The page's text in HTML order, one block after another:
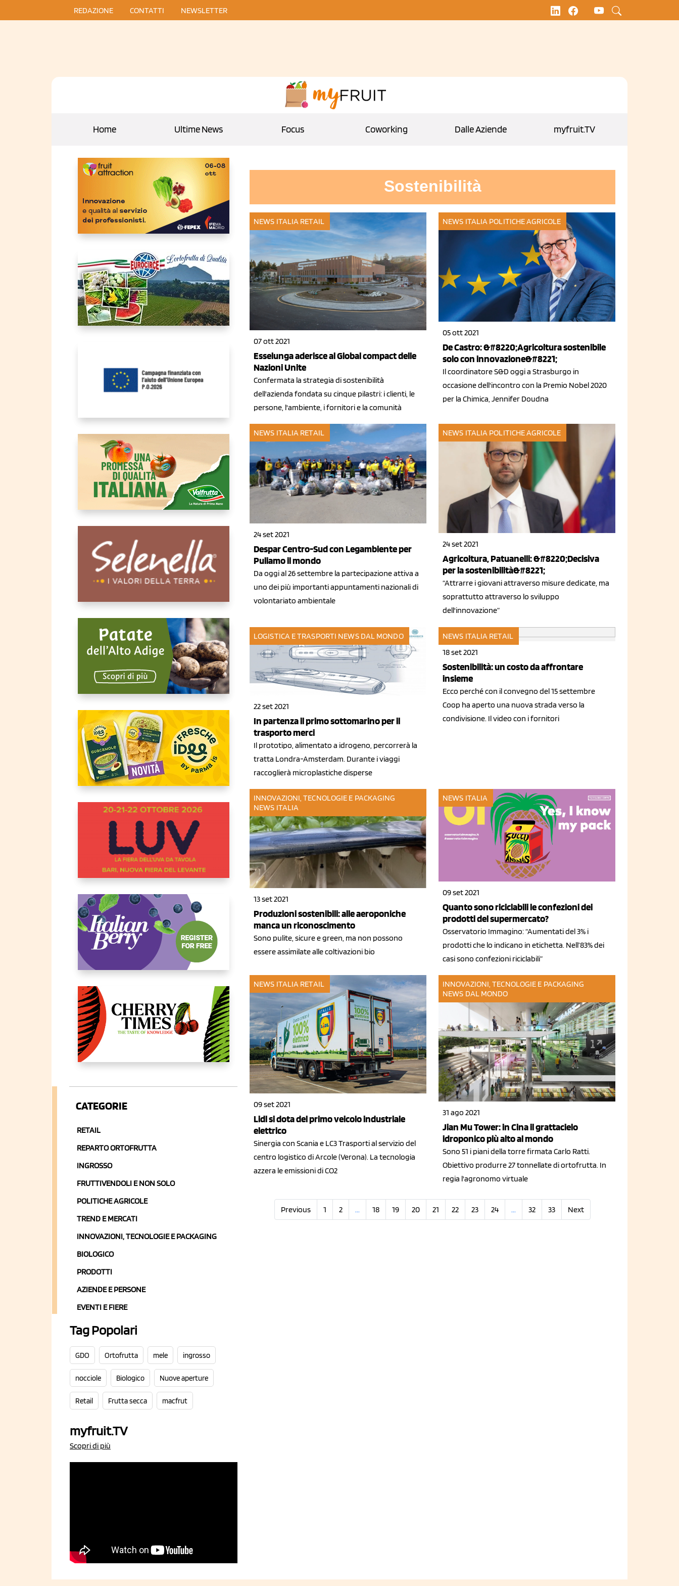
REDAZIONE CONTATTI NEWSLETTER
Home Ultime News Focus Coworking Dalle Aziende myfruit.TV
CATEGORIE
RETAIL
REPARTO ORTOFRUTTA
INGROSSO
FRUTTIVENDOLI E NON SOLO
POLITICHE AGRICOLE
TREND E MERCATI
INNOVAZIONI, TECNOLOGIE E PACKAGING
BIOLOGICO
PRODOTTI
AZIENDE E PERSONE
EVENTI E FIERE
Tag Popolari
GDO Ortofrutta mele ingrosso
nocciole Biologico Nuove aperture
Retail Frutta secca macfrut
myfruit.TV
Scopri di più
Sostenibilità
NEWS ITALIA RETAIL
07 ott 2021
Esselunga aderisce al Global compact delle
Nazioni Unite
Confermata la strategia di sostenibilità
dell'azienda fondata su cinque pilastri: i clienti, le
persone, l'ambiente, i fornitori e la comunità
NEWS ITALIA POLITICHE AGRICOLE
05 ott 2021
De Castro: &#8220;Agricoltura sostenibile
solo con innovazione&#8221;
Il coordinatore S&D oggi a Strasburgo in
occasione dell'incontro con la Premio Nobel 2020
per la Chimica, Jennifer Doudna
NEWS ITALIA RETAIL
24 set 2021
Despar Centro-Sud con Legambiente per
Puliamo il mondo
Da oggi al 26 settembre la partecipazione attiva a
uno dei più importanti appuntamenti nazionali di
volontariato ambientale
NEWS ITALIA POLITICHE AGRICOLE
24 set 2021
Agricoltura, Patuanelli: &#8220;Decisiva
per la sostenibilità&#8221;
“Attrarre i giovani attraverso misure dedicate, ma
soprattutto attraverso lo sviluppo
dell'innovazione”
LOGISTICA E TRASPORTI NEWS DAL MONDO
22 set 2021
In partenza il primo sottomarino per il
trasporto merci
Il prototipo, alimentato a idrogeno, percorrerà la
tratta Londra-Amsterdam. Durante i viaggi
raccoglierà microplastiche disperse
NEWS ITALIA RETAIL
18 set 2021
Sostenibilità: un costo da affrontare
insieme
Ecco perché con il convegno del 15 settembre
Coop ha aperto una nuova strada verso la
condivisione. Il video con i fornitori
INNOVAZIONI, TECNOLOGIE E PACKAGING
NEWS ITALIA
13 set 2021
Produzioni sostenibili: alle aeroponiche
manca un riconoscimento
Sono pulite, sicure e green, ma non possono
essere assimilate alle coltivazioni bio
NEWS ITALIA
09 set 2021
Quanto sono riciclabili le confezioni dei
prodotti del supermercato?
Osservatorio Immagino: “Aumentati del 3% i
prodotti che lo indicano in etichetta. Nell’83% dei
casi sono confezioni riciclabili”
NEWS ITALIA RETAIL
09 set 2021
Lidl si dota del primo veicolo industriale
elettrico
Sinergia con Scania e LC3 Trasporti al servizio del
centro logistico di Arcole (Verona). La tecnologia
azzera le emissioni di CO2
INNOVAZIONI, TECNOLOGIE E PACKAGING
NEWS DAL MONDO
31 ago 2021
Jian Mu Tower: in Cina il grattacielo
idroponico più alto al mondo
Sono 51 i piani della torre firmata Carlo Ratti.
Obiettivo produrre 27 tonnellate di ortofrutta. In
regia l'agronomo virtuale
Previous 1 2 ... 18 19 20 21 22 23 24 ... 32 33 Next